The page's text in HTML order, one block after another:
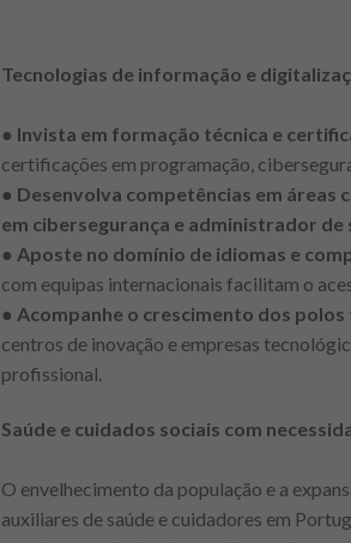
Tecnologias de informação e
● Invista em formação técnica e
certificações em programação,
● Desenvolva competências em áreas
em cibersegurança e administrador de
● Aposte no domínio de idiomas e
com equipas internacionais facilitam o
● Acompanhe o crescimento dos
centros de inovação e empresas
profissional.
Saúde e cuidados sociais com
O envelhecimento da população e a
auxiliares de saúde e cuidadores em